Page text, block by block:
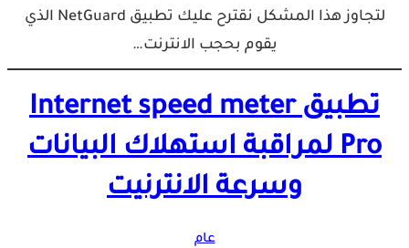
لتجاوز هذا المشكل نقترح عليك تطبيق NetGuard الذي
يقوم بحجب الانترنت…
تطبيق Internet speed meter
Pro لمراقبة استهلاك البيانات
وسرعة الانترنيت
عام